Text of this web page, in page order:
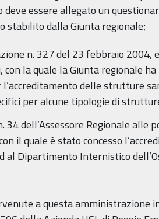
deve essere allegato un
stabilito dalla Giunta regionale;
n. 327 del 23 febbraio 2004,
con la quale la Giunta regionale
delle strutture
per alcune tipologie di
34 dell’Assessore Regionale alle
il quale è stato concesso
al Dipartimento Internistico
a questa amministrazione